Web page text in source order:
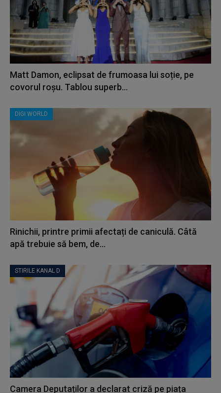
Matt Damon, eclipsat de frumoasa lui soție, pe
covorul roșu. Tablou superb...
DIGI WORLD
Rinichii, printre primii afectați de caniculă. Câtă
apă trebuie să bem, de...
STIRILE KANAL D
Camera Deputaților a declarat criză pe piața